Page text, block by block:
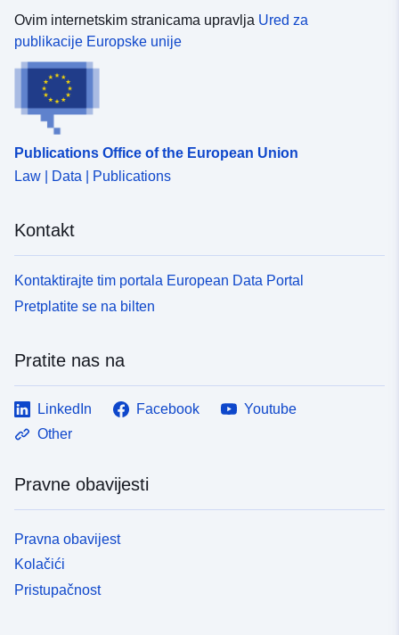
Ovim internetskim stranicama upravlja Ured za
publikacije Europske unije
Publications Office of the European Union
Law | Data | Publications
Kontakt
Kontaktirajte tim portala European Data Portal
Pretplatite se na bilten
Pratite nas na
LinkedIn Facebook
Youtube
Other
Pravne obavijesti
Pravna obavijest
Kolačići
Pristupačnost